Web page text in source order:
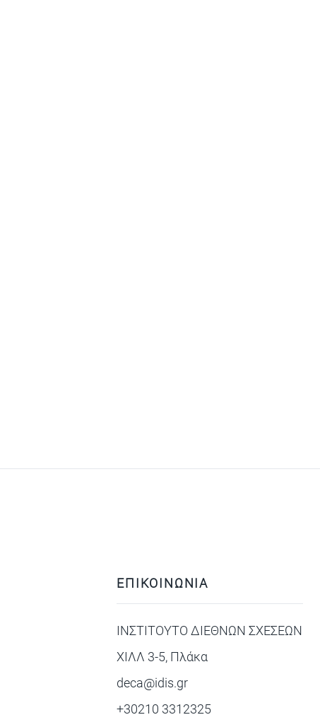
ΕΠΙΚΟΙΝΩΝΙΑ
ΙΝΣΤΙΤΟΥΤΟ ΔΙΕΘΝΩΝ ΣΧΕΣΕΩΝ
ΧΙΛΛ 3-5, Πλάκα
deca@idis.gr
+30210 3312325